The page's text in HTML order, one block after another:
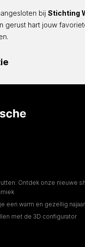
bij Stichting
gerust hart jouw
Ontdek onze nieuwe
een warm en gezellig
met de 3D configurator